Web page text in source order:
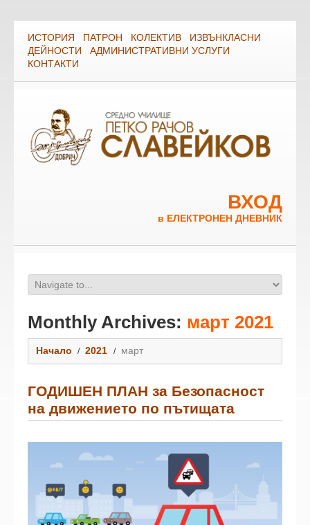
ИСТОРИЯ ПАТРОН КОЛЕКТИВ
ИЗВЪНКЛАСНИ
ДЕЙНОСТИ
АДМИНИСТРАТИВНИ УСЛУГИ
КОНТАКТИ
ВХОД
в ЕЛЕКТРОНЕН ДНЕВНИК
Monthly Archives: март 2021
Начало 2021 март
ГОДИШЕН ПЛАН за Безопасност
на движението по пътищата